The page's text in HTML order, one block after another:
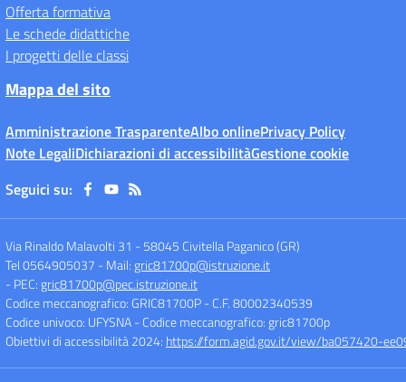
Offerta formativa
Le schede didattiche
I progetti delle classi
Mappa del sito
Amministrazione TrasparenteAlbo onlinePrivacy Policy
Note LegaliDichiarazioni di accessibilitàGestione cookie
Seguici su:
Via Rinaldo Malavolti 31 - 58045 Civitella Paganico (GR)
Tel 0564905037 - Mail:gric81700p@istruzione.it
- PEC:gric81700p@pec.istruzione.it
Codice meccanografico: GRIC81700P- C.F. 80002340539
Codice univoco: UFYSNA- Codice meccanografico: gric81700p
Obiettivi di accessibilità 2024: https://form.agid.gov.it/view/ba057420-